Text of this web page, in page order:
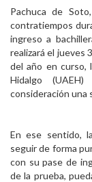
Alumnado
Aspirantes
Personal
Alumni
Pachuca de
contratiempos
ingreso a
realizará el jueves
del año en curso,
Hidalgo
consideración una
En ese sentido,
seguir de forma
con su pase de
de la prueba,